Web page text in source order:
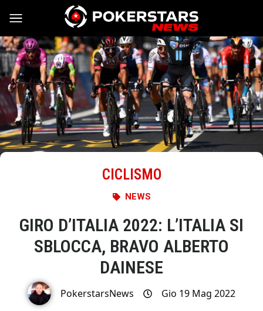
Vai al contenuto
CICLISMO
NEWS
GIRO D’ITALIA 2022: L’ITALIA SI
SBLOCCA, BRAVO ALBERTO
DAINESE
PokerstarsNews Gio 19 Mag 2022